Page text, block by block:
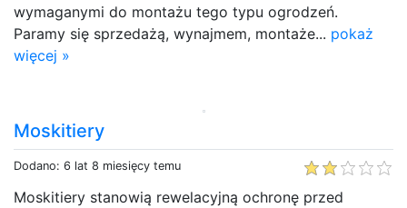
wymaganymi do montażu tego typu ogrodzeń.
Paramy się sprzedażą, wynajmem, montaże... pokaż
więcej »
Moskitiery
Dodano: 6 lat 8 miesięcy temu
Moskitiery stanowią rewelacyjną ochronę przed